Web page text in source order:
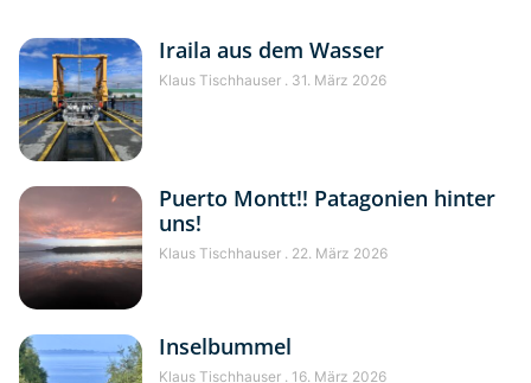
Iraila aus dem Wasser
Klaus Tischhauser 31. März 2026
Puerto Montt!! Patagonien hinter
uns!
Klaus Tischhauser 22. März 2026
Inselbummel
Klaus Tischhauser 16. März 2026